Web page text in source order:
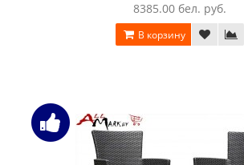
Комплект мебели Keter Corfu Weekend
2610.00 бел. руб.